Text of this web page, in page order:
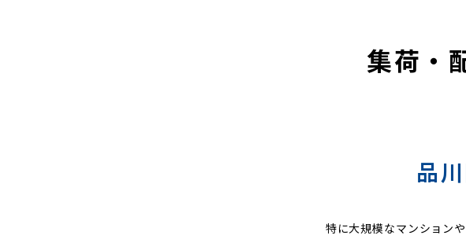
集荷・
品
特に大規模なマンション